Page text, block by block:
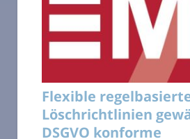
Flexible
Löschrichtlinien
DSGVO konforme